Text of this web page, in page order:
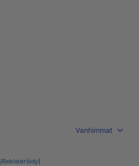
Vanhimmat
/Rekisteröidy)